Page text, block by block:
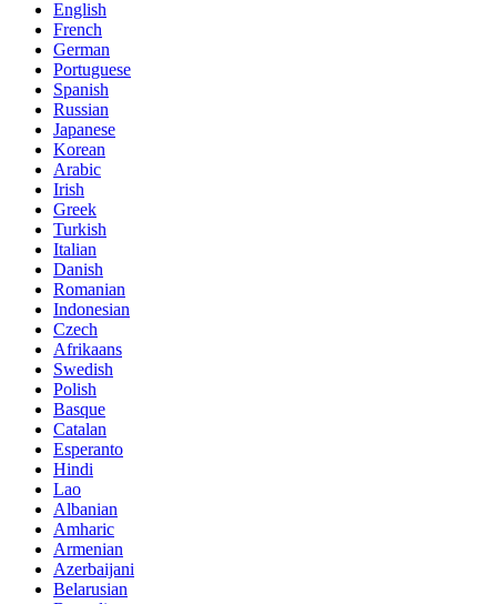
English
French
German
Portuguese
Spanish
Russian
Japanese
Korean
Arabic
Irish
Greek
Turkish
Italian
Danish
Romanian
Indonesian
Czech
Afrikaans
Swedish
Polish
Basque
Catalan
Esperanto
Hindi
Lao
Albanian
Amharic
Armenian
Azerbaijani
Belarusian